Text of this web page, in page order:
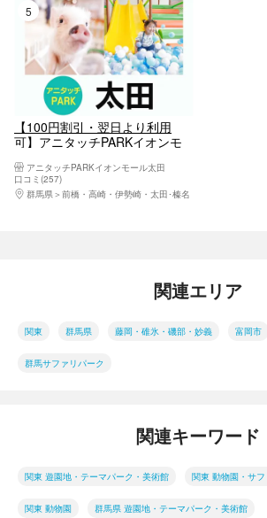
5位
【100円割引・翌日より利用
可】アニタッチPARKイオンモ
アニタッチPARKイオンモール太田
口コミ(257)
群馬県
前橋・高崎・伊勢崎・太田･榛名
関連エリア
関東 群馬県 藤岡・碓氷・磯部・妙義 富岡市
群馬サファリパーク
関連キーワード
関東 遊園地・テーマパーク・美術館 関東 動物園・サフ
関東 動物園 群馬県 遊園地・テーマパーク・美術館